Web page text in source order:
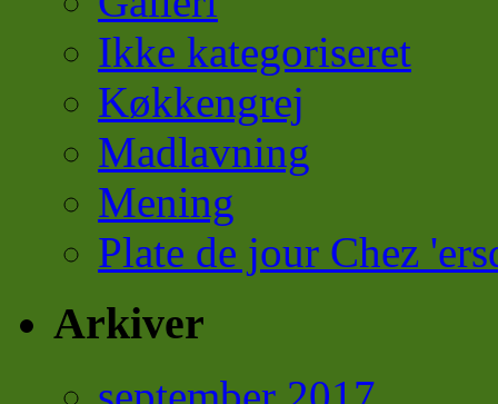
Ikke kategoriseret
Køkkengrej
Madlavning
Mening
Plate de jour Chez
Arkiver